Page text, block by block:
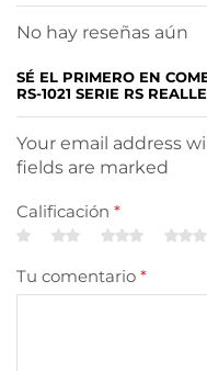
No hay reseñas aún
SÉ EL PRIMERO EN
RS-1021 SERIE RS
Your email address
fields are marked
Calificación *
Tu comentario *